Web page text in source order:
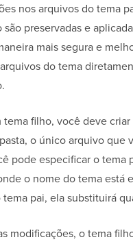
nos arquivos do tema
preservadas e
mais segura e
do tema
tema filho, você deve
o único arquivo que
pode especificar o
o nome do tema está
pai, ela substituirá
modificações, o tema